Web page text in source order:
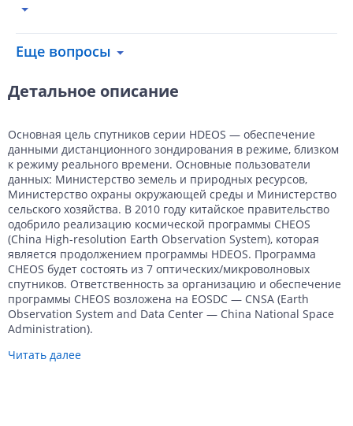
Еще вопросы
Детальное описание
Основная цель спутников серии HDEOS — обеспечение
данными дистанционного зондирования в режиме, близком
к режиму реального времени. Основные пользователи
данных: Министерство земель и природных ресурсов,
Министерство охраны окружающей среды и Министерство
сельского хозяйства. В 2010 году китайское правительство
одобрило реализацию космической программы CHEOS
(China High-resolution Earth Observation System), которая
является продолжением программы HDEOS. Программа
CHEOS будет состоять из 7 оптических/микроволновых
спутников. Ответственность за организацию и обеспечение
программы CHEOS возложена на EOSDC — CNSA (Earth
Observation System and Data Center — China National Space
Administration).
Читать далее